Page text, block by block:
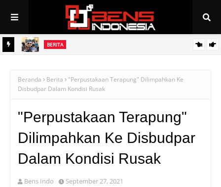
Pemkab Muratara Melalui Disnakertrans Tengah Menggodok
Beranda Berita
"Perpustakaan Terapung" Dilimpahkan Ke
Disbudpar Dalam Kondisi Rusak
"Perpustakaan Terapung"
Dilimpahkan Ke Disbudpar
Dalam Kondisi Rusak
Bens Indo September 27, 2021